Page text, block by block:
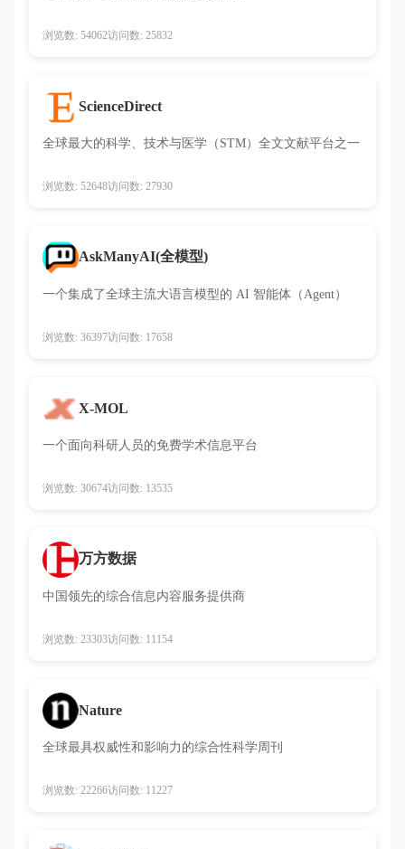
浏览数: 54062访问数: 25832
ScienceDirect
全球最大的科学、技术与医学（STM）全文文献平台之一
浏览数: 52648访问数: 27930
AskManyAI(全模型)
一个集成了全球主流大语言模型的 AI 智能体（Agent）
浏览数: 36397访问数: 17658
X-MOL
一个面向科研人员的免费学术信息平台
浏览数: 30674访问数: 13535
万方数据
中国领先的综合信息内容服务提供商
浏览数: 23303访问数: 11154
Nature
全球最具权威性和影响力的综合性科学周刊
浏览数: 22266访问数: 11227